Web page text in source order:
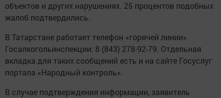
объектов и других нарушениях. 25 процентов подобных
жалоб подтвердились.
В Татарстане работает телефон «горячей линии»
Госалкогольинспекции: 8 (843) 278-92-79. Отдельная
вкладка для таких сообщений есть и на сайте Госуслуг
портала «Народный контроль».
В случае подтверждения информации, заявитель